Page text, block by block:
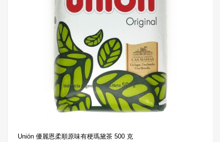
Unión 優麗恩柔順原味有梗瑪黛茶 500 克